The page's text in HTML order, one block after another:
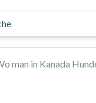
man in Kanada